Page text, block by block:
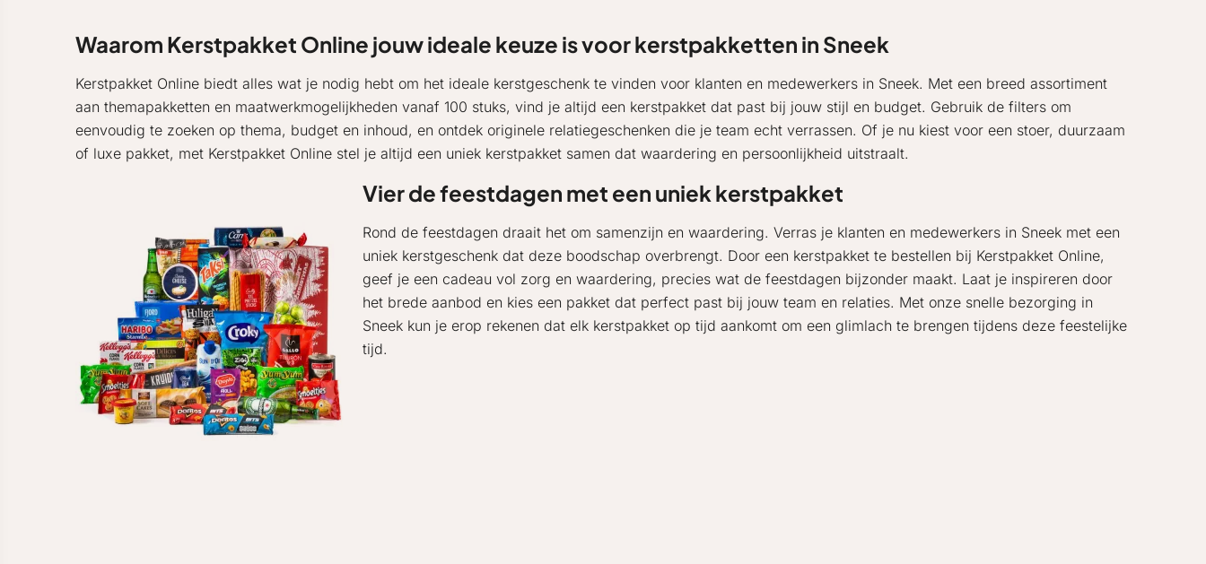
Waarom Kerstpakket Online jouw ideale keuze is voor kerstpakketten in Sneek
Kerstpakket Online biedt alles wat je nodig hebt om het ideale kerstgeschenk te vinden voor klanten en medewerkers in Sneek. Met een breed assortiment
aan themapakketten en maatwerkmogelijkheden vanaf 100 stuks, vind je altijd een kerstpakket dat past bij jouw stijl en budget. Gebruik de filters om
eenvoudig te zoeken op thema, budget en inhoud, en ontdek originele relatiegeschenken die je team echt verrassen. Of je nu kiest voor een stoer, duurzaam
of luxe pakket, met Kerstpakket Online stel je altijd een uniek kerstpakket samen dat waardering en persoonlijkheid uitstraalt.
Vier de feestdagen met een uniek kerstpakket
Rond de feestdagen draait het om samenzijn en waardering. Verras je klanten en medewerkers in Sneek met een
uniek kerstgeschenk dat deze boodschap overbrengt. Door een kerstpakket te bestellen bij Kerstpakket Online,
geef je een cadeau vol zorg en waardering, precies wat de feestdagen bijzonder maakt. Laat je inspireren door
het brede aanbod en kies een pakket dat perfect past bij jouw team en relaties. Met onze snelle bezorging in
Sneek kun je erop rekenen dat elk kerstpakket op tijd aankomt om een glimlach te brengen tijdens deze feestelijke
tijd.